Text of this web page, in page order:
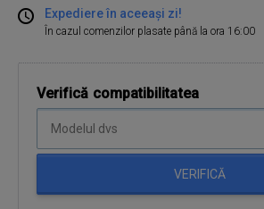
Expediere în aceeași zi!
În cazul comenzilor plasate până la ora 16:00
Verifică compatibilitatea
VERIFICĂ